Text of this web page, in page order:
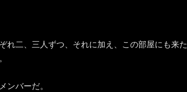
二、三人ずつ、それに加え、この部屋にも来た
ンバーだ。